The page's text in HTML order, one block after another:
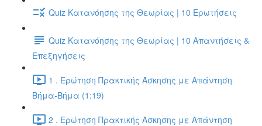
Quiz Κατανόησης της Θεωρίας | 10 Ερωτήσεις
Quiz Κατανόησης της Θεωρίας | 10 Απαντήσεις &
Επεξηγήσεις
1 . Ερώτηση Πρακτικής Άσκησης με Απάντηση
Βήμα-Βήμα (1:19)
2 . Ερώτηση Πρακτικής Άσκησης με Απάντηση